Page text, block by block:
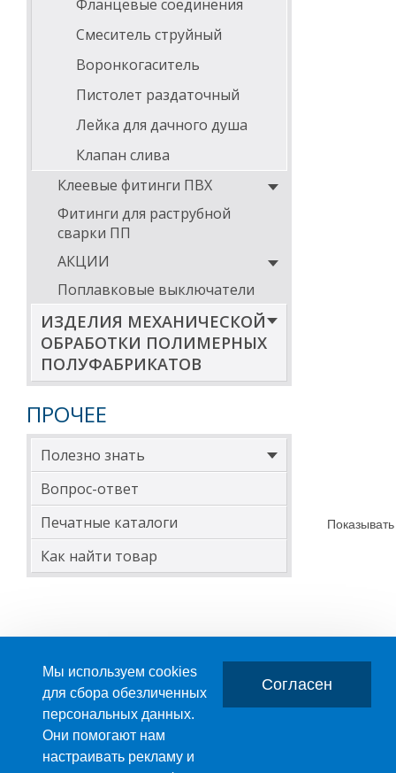
Фланцевые соединения
Смеситель струйный
Воронкогаситель
Пистолет раздаточный
Лейка для дачного душа
Клапан слива
Клеевые фитинги ПВХ
Фитинги для раструбной
сварки ПП
АКЦИИ
Поплавковые выключатели
ИЗДЕЛИЯ МЕХАНИЧЕСКОЙ
ОБРАБОТКИ ПОЛИМЕРНЫХ
ПОЛУФАБРИКАТОВ
ПРОЧЕЕ
Полезно знать
Вопрос-ответ
Печатные каталоги
Как найти товар
ПРОИЗВОДСТВО ПЛАСТМАССОВЫХ ИЗДЕЛИЙ
Мы используем cookies
для сбора обезличенных
персональных данных.
Они помогают нам
настраивать рекламу и
Согласен